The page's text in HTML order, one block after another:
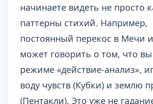
начинаете видеть не просто
паттерны стихий. Например,
постоянный перекос в Мечи
может говорить о том, что
режиме «действие-анализ»,
воду чувств (Кубки) и землю
(Пентакли). Это уже не